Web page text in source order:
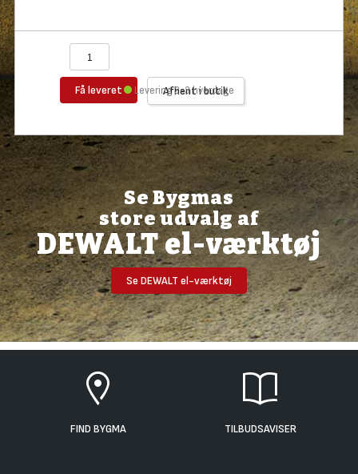
Få leveret Afhent i butik
Levering 2-3 hverdage
Se Bygmas
store udvalg af
DEWALT el-værktøj
Se DEWALT el-værktøj
FIND BYGMA TILBUDSAVISER